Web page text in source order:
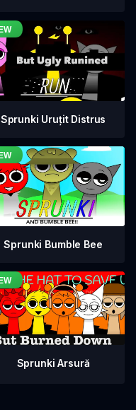
Sprunki Uruțit Distrus
Sprunki Bumble Bee
Sprunki Arsură